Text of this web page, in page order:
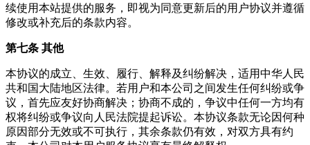
续使用本站提供的服务，即视为同意更新后的用户协议并遵循
修改或补充后的条款内容。
第七条 其他
本协议的成立、生效、履行、解释及纠纷解决，适用中华人民
共和国大陆地区法律。若用户和本公司之间发生任何纠纷或争
议，首先应友好协商解决；协商不成的，争议中任何一方均有
权将纠纷或争议向人民法院提起诉讼。本协议条款无论因何种
原因部分无效或不可执行，其余条款仍有效，对双方具有约